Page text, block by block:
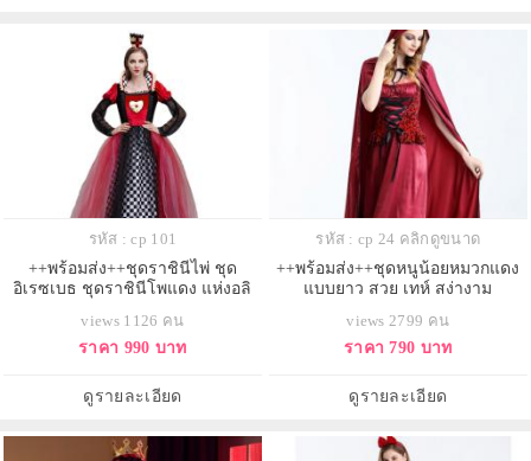
รหัส : cp 101
++พร้อมส่ง++ชุดราชินีไพ่ ชุด
อิเรซเบธ ชุดราชินีโพแดง แห่งอลิ
เจ้าหญิงดิสนีย์ Disney
views 1126 คน
ราคา 990 บาท
ดูรายละเอียด
รหัส : cp 24 คลิกดูขนาด
++พร้อมส่ง++ชุดหนูน้อยหมวกแดง
แบบยาว สวย เทห์ สง่างาม
views 2799 คน
ราคา 790 บาท
ดูรายละเอียด